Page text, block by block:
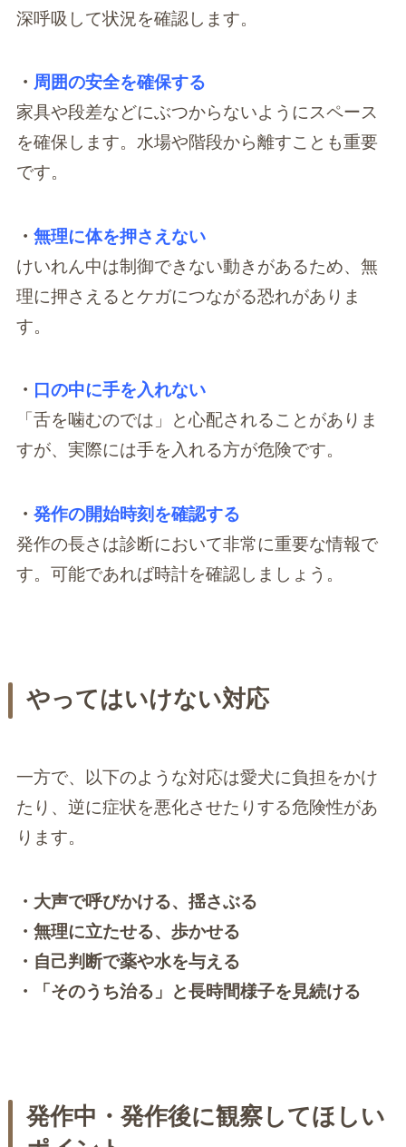
深呼吸して状況を確認します。
・ 周囲の安全を確保する
家具や段差などにぶつからないようにスペース
を確保します。水場や階段から離すことも重要
です。
・ 無理に体を押さえない
けいれん中は制御できない動きがあるため、無
理に押さえるとケガにつながる恐れがありま
す。
・ 口の中に手を入れない
「舌を噛むのでは」と心配されることがありま
すが、実際には手を入れる方が危険です。
・ 発作の開始時刻を確認する
発作の長さは診断において非常に重要な情報で
す。可能であれば時計を確認しましょう。
やってはいけない対応
一方で、以下のような対応は愛犬に負担をかけ
たり、逆に症状を悪化させたりする危険性があ
ります。
・大声で呼びかける、揺さぶる
・無理に立たせる、歩かせる
・自己判断で薬や水を与える
・「そのうち治る」と長時間様子を見続ける
発作中・発作後に観察してほしい